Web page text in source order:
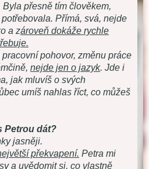
přesně tím člověkem,
Přímá, svá, nejde
a zároveň dokáže rychle
pohovor, změnu práce
nejde jen o jazyk. Jde i
jak mluvíš o svých
umíš nahlas říct, co můžeš
Petrou dát?
jasněji.
překvapení. Petra mi
a uvědomit si, co vlastně